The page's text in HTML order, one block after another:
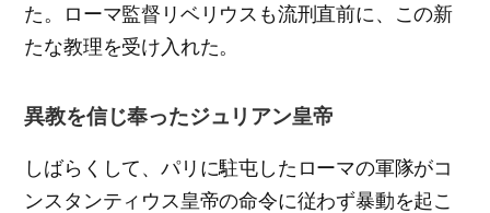
た。ローマ監督リベリウスも流刑直前に、この新
たな教理を受け入れた。
異教を信じ奉ったジュリアン皇帝
しばらくして、パリに駐屯したローマの軍隊がコ
ンスタンティウス皇帝の命令に従わず暴動を起こ